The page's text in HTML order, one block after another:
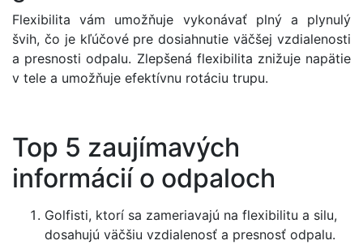
Flexibilita vám umožňuje vykonávať plný a plynulý
švih, čo je kľúčové pre dosiahnutie väčšej vzdialenosti
a presnosti odpalu. Zlepšená flexibilita znižuje napätie
v tele a umožňuje efektívnu rotáciu trupu.
Top 5 zaujímavých
informácií o odpaloch
Golfisti, ktorí sa zameriavajú na flexibilitu a silu,
dosahujú väčšiu vzdialenosť a presnosť odpalu.